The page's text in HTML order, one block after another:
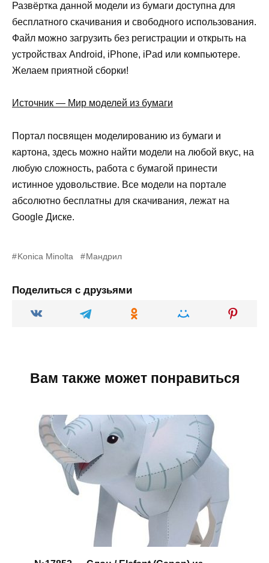
Развёртка данной модели из бумаги доступна для
бесплатного скачивания и свободного использования.
Файл можно загрузить без регистрации и открыть на
устройствах Android, iPhone, iPad или компьютере.
Желаем приятной сборки!
Источник — Мир моделей из бумаги
Портал посвящен моделированию из бумаги и
картона, здесь можно найти модели на любой вкус, на
любую сложность, работа с бумагой принести
истинное удовольствие. Все модели на портале
абсолютно бесплатны для скачивания, лежат на
Google Диске.
Konica Minolta Мандрил
Поделиться с друзьями
Вам также может понравиться